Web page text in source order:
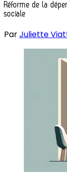
Réforme de la
sociale
ParJuliette